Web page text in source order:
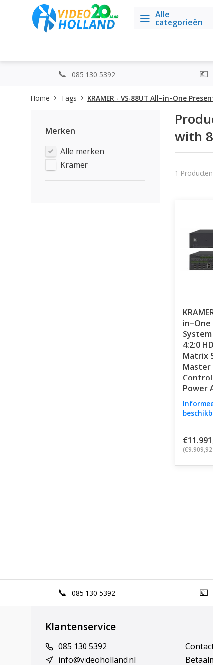
Alle
categorieën
085 130 5392
Home Tags KRAMER - VS-88UT All–in–One
Merken
Alle merken
Kramer
with
1 Producten
4:2:0
Matrix
Master
Power
(€9.909,92
085 130 5392
Klantenservice
085 130 5392
info@videoholland.nl